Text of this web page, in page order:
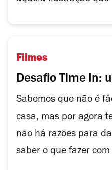
Filmes
Desafio Time In:
Sabemos que não é
casa, mas por agora
não há razões para
saber o que fazer